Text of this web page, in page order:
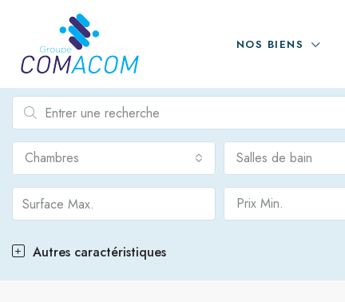
NOS BIENS
Chambres Salles de bain
Prix Min.
Autres caractéristiques